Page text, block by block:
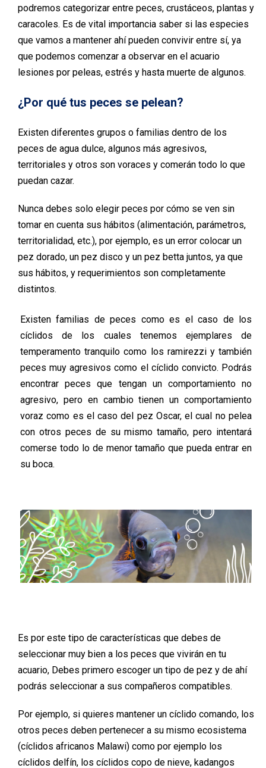
podremos categorizar entre peces, crustáceos, plantas y
caracoles. Es de vital importancia saber si las especies
que vamos a mantener ahí pueden convivir entre sí, ya
que podemos comenzar a observar en el acuario
lesiones por peleas, estrés y hasta muerte de algunos.
¿Por qué tus peces se pelean?
Existen diferentes grupos o familias dentro de los
peces de agua dulce, algunos más agresivos,
territoriales y otros son voraces y comerán todo lo que
puedan cazar.
Nunca debes solo elegir peces por cómo se ven sin
tomar en cuenta sus hábitos (alimentación, parámetros,
territorialidad, etc.), por ejemplo, es un error colocar un
pez dorado, un pez disco y un pez betta juntos, ya que
sus hábitos, y requerimientos son completamente
distintos.
Existen familias de peces como es el caso de los
cíclidos de los cuales tenemos ejemplares de
temperamento tranquilo como los ramirezzi y también
peces muy agresivos como el cíclido convicto. Podrás
encontrar peces que tengan un comportamiento no
agresivo, pero en cambio tienen un comportamiento
voraz como es el caso del pez Oscar, el cual no pelea
con otros peces de su mismo tamaño, pero intentará
comerse todo lo de menor tamaño que pueda entrar en
su boca.
Es por este tipo de características que debes de
seleccionar muy bien a los peces que vivirán en tu
acuario, Debes primero escoger un tipo de pez y de ahí
podrás seleccionar a sus compañeros compatibles.
Por ejemplo, si quieres mantener un cíclido comando, los
otros peces deben pertenecer a su mismo ecosistema
(cíclidos africanos Malawi) como por ejemplo los
cíclidos delfín, los cíclidos copo de nieve, kadangos